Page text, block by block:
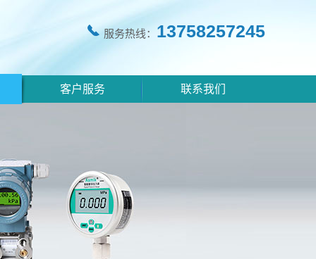
服务热线： 13758257245
客户服务 联系我们